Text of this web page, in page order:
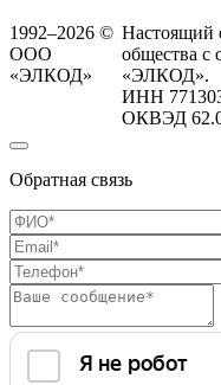
1992–2026 ©
ООО
«ЭЛКОД»
Настоящий
общества с
«ЭЛКОД».
ИНН
ОКВЭД
Обратная связь